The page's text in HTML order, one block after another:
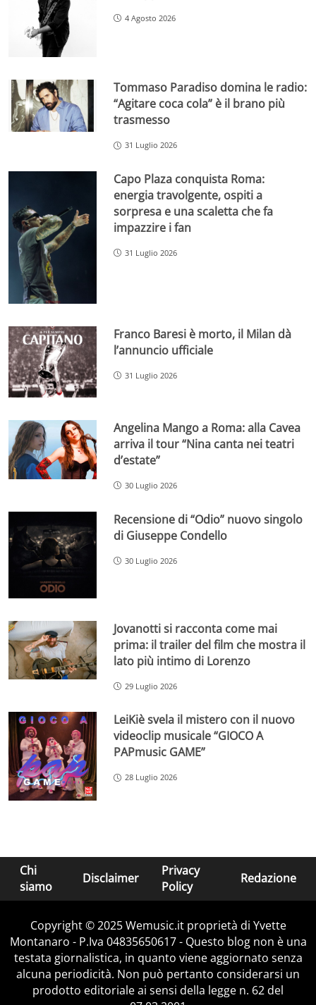
4 Agosto 2026
Tommaso Paradiso domina le radio:
“Agitare coca cola” è il brano più
trasmesso
31 Luglio 2026
Capo Plaza conquista Roma:
energia travolgente, ospiti a
sorpresa e una scaletta che fa
impazzire i fan
31 Luglio 2026
Franco Baresi è morto, il Milan dà
l’annuncio ufficiale
31 Luglio 2026
Angelina Mango a Roma: alla Cavea
arriva il tour “Nina canta nei teatri
d’estate”
30 Luglio 2026
Recensione di “Odio” nuovo singolo
di Giuseppe Condello
30 Luglio 2026
Jovanotti si racconta come mai
prima: il trailer del film che mostra il
lato più intimo di Lorenzo
29 Luglio 2026
LeiKiè svela il mistero con il nuovo
videoclip musicale “GIOCO A
PAPmusic GAME”
28 Luglio 2026
Chi
siamo
Disclaimer
Privacy
Policy
Redazione
Copyright © 2025 Wemusic.it proprietà di Yvette
Montanaro - P.Iva 04835650617 - Questo blog non è una
testata giornalistica, in quanto viene aggiornato senza
alcuna periodicità. Non può pertanto considerarsi un
prodotto editoriale ai sensi della legge n. 62 del